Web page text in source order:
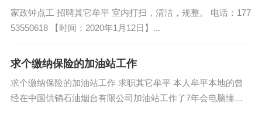
家政钟点工 招聘其它牟平 室内打扫，清洁，规整。 电话：177
53550618 【时间：2020年1月12日】...
求个缴纳保险的加油站工作
求个缴纳保险的加油站工作 求职其它牟平 本人牟平本地的曾
经在中国供销石油烟台有限公司加油站工作了7年会电脑懂得